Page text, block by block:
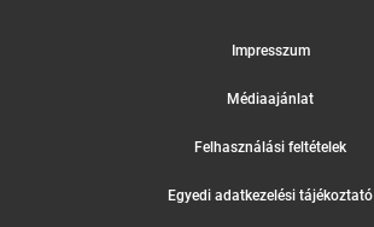
Impresszum
Médiaajánlat
Felhasználási feltételek
Egyedi adatkezelési tájékoztató